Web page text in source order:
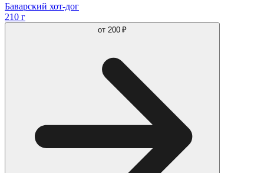
Баварский хот-дог
210 г
от 200 ₽